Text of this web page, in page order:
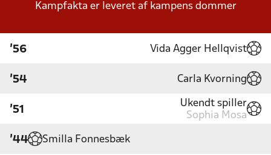
Kampfakta er leveret af kampens dommer
'56 Vida Agger Hellqvist
'54 Carla Kvorning
'51
Ukendt spiller
Sophia Mosa
'44 Smilla Fonnesbæk